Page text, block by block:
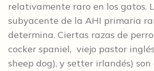
relativamente raro en los gatos.
subyacente de la AHI primaria
determina. Ciertas razas de
cocker spaniel, viejo pastor
sheep dog), y setter irlandés)